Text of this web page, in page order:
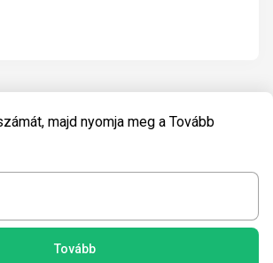
majd nyomja meg a Tovább
Tovább